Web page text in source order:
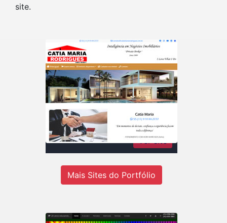
site.
Catia Maria Rodrigues
Imóveis
Consultora de imóveis - Inteligência
em negócios imobiliários
Ver site
Mais Sites do Portfólio